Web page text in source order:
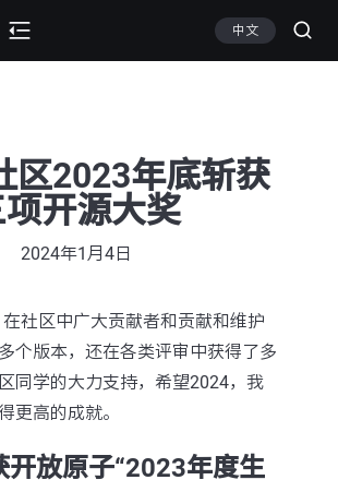
中文
区2023年底斩获
项开源大奖
2024年1月4日
社区中广大贡献者和贡献和维护
个版本，还在各类评审中获得了多
同学的大力支持，希望2024，我
更高的成就。
开放原子“2023年度生